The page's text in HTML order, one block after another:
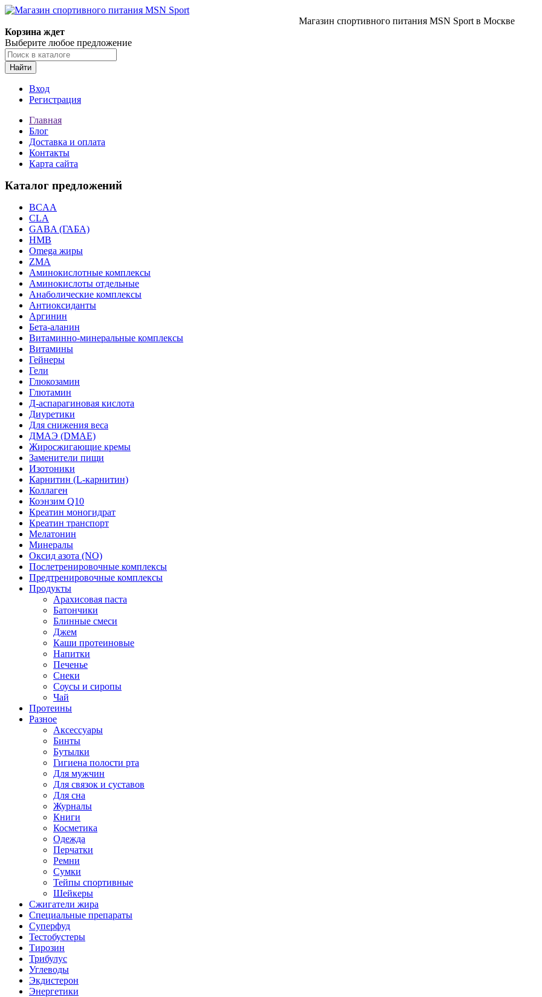
Магазин спортивного питания MSN Sport в Москве
Корзина ждет
Выберите любое предложение
Найти
Вход
Регистрация
Главная
Блог
Доставка и оплата
Контакты
Карта сайта
Каталог предложений
BCAA
CLA
GABA (ГАБА)
HMB
Omega жиры
ZMA
Аминокислотные комплексы
Аминокислоты отдельные
Анаболические комплексы
Антиоксиданты
Аргинин
Бета-аланин
Витаминно-минеральные комплексы
Витамины
Гейнеры
Гели
Глюкозамин
Глютамин
Д-аспарагиновая кислота
Диуретики
Для снижения веса
ДМАЭ (DMAE)
Жиросжигающие кремы
Заменители пищи
Изотоники
Карнитин (L-карнитин)
Коллаген
Коэнзим Q10
Креатин моногидрат
Креатин транспорт
Мелатонин
Минералы
Оксид азота (NO)
Послетренировочные комплексы
Предтренировочные комплексы
Продукты
Арахисовая паста
Батончики
Блинные смеси
Джем
Каши протеиновые
Напитки
Печенье
Снеки
Соусы и сиропы
Чай
Протеины
Разное
Аксессуары
Бинты
Бутылки
Гигиена полости рта
Для мужчин
Для связок и суставов
Для сна
Журналы
Книги
Косметика
Одежда
Перчатки
Ремни
Сумки
Тейпы спортивные
Шейкеры
Сжигатели жира
Специальные препараты
Суперфуд
Тестобустеры
Тирозин
Трибулус
Углеводы
Экдистерон
Энергетики